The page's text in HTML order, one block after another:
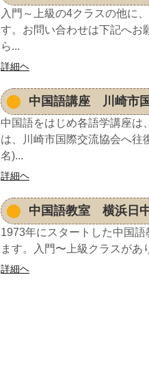
入門～上級の4クラスの他に
す。お問い合わせは下記へお
ら...
詳細ヘ
中国語講座 川崎市
中国語をはじめ各語学講座は
は、川崎市国際交流協会へ往
名)...
詳細ヘ
中国語教室 横浜日
1973年にスタートした中国
ます。入門〜上級クラスがあ
詳細ヘ